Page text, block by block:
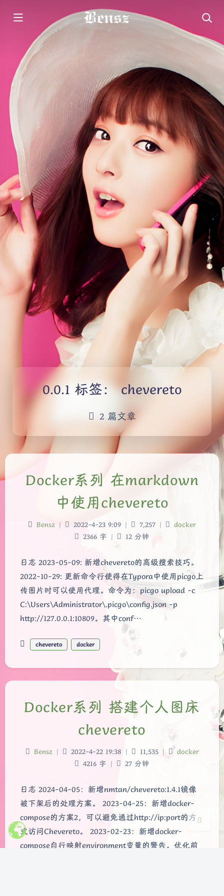
夜间模式
浅阴影 深阴影
标签：chevereto
2 篇文章
Docker系列 在markdown
中使用chevereto
Bensz | 2022-4-23 9:09 | 7,257 |
docker
2366 字 | 12 分钟
日志 2023-05-09: 新增chevereto的高级搜索技巧。
2022-10-29: 更新命令行使得在Typora中使用picgo上
传图片时可以使用代理。命令为：picgo upload -c
C:\Users\Administrator\.picgo\config.json -p
http://127.0.0.1:10809。其中conf…
chevereto docker
Docker系列 搭建个人图床
chevereto
Bensz | 2022-4-22 19:38 | 11,535 |
docker
4216 字 | 27 分钟
日志 2024-04-05：新增nmtan/chevereto:1.4.1镜像
被下架后的处理方案。 2023-04-25：新增docker-
compose的方案2，可以避免通过http://ip:port的方
式访问Chevereto。 2023-02-23：新增docker-
compose自行映射environment变量的警告。优化前